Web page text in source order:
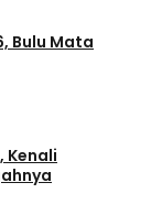
Bulu Mata
Kenali